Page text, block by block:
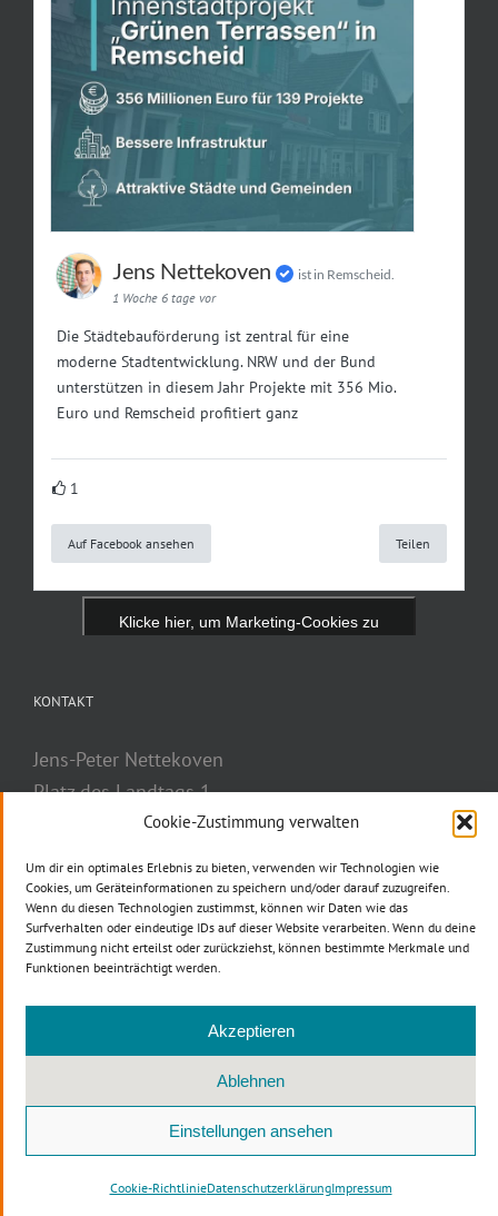
Cookie-Zustimmung verwalten
Um dir ein optimales Erlebnis zu bieten, verwenden wir Technologien wie
Cookies, um Geräteinformationen zu speichern und/oder darauf zuzugreifen.
Wenn du diesen Technologien zustimmst, können wir Daten wie das
Surfverhalten oder eindeutige IDs auf dieser Website verarbeiten. Wenn du deine
Zustimmung nicht erteilst oder zurückziehst, können bestimmte Merkmale und
Funktionen beeinträchtigt werden.
Akzeptieren
Ablehnen
Einstellungen ansehen
Cookie-RichtlinieDatenschutzerklärungImpressum
Jens Nettekoven
ist in Remscheid.
1 Woche 6 tage vor
Die Städtebauförderung ist zentral für eine
moderne Stadtentwicklung. NRW und der Bund
unterstützen in diesem Jahr Projekte mit 356 Mio.
Euro und Remscheid profitiert ganz
1
Auf Facebook ansehen Teilen
Klicke hier, um Marketing-Cookies zu
KONTAKT
Jens-Peter Nettekoven
Platz des Landtags 1
40221 Düsseldorf
Telefax: 0211 884-3037
E-Mail
Copyright © 2012 -2026 CDU NRW | All Rights Reserved |
FacebookInstagramYouTube